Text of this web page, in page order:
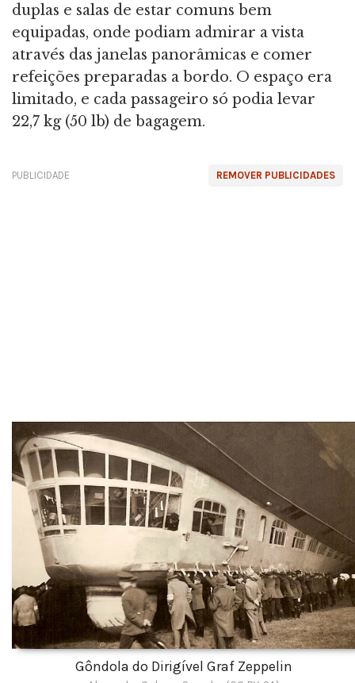
duplas e salas de estar comuns bem
equipadas, onde podiam admirar a vista
através das janelas panorâmicas e comer
refeições preparadas a bordo. O espaço era
limitado, e cada passageiro só podia levar
22,7 kg (50 lb) de bagagem.
REMOVER PUBLICIDADES
PUBLICIDADE
Gôndola do Dirigível Graf Zeppelin